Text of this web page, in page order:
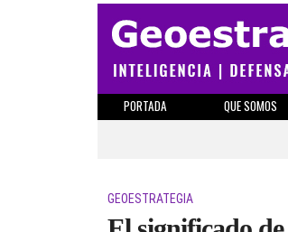
PORTADA QUE SOMOS
GEOESTRATEGIA